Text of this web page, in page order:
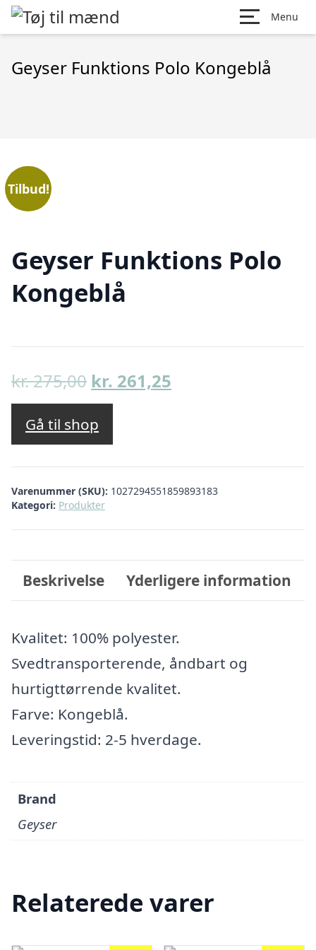
Menu
Geyser Funktions Polo Kongeblå
Tilbud!
Geyser Funktions Polo
Kongeblå
kr.275,00 Den
oprindelige
pris
var:
kr. 275,00.
kr. 261,25
kr. 261,25.
Gå til shop
Varenummer (SKU): 1027294551859893183
Kategori: Produkter
Beskrivelse Yderligere information
Kvalitet: 100% polyester.
Svedtransporterende, åndbart og
hurtigttørrende kvalitet.
Farve: Kongeblå.
Leveringstid: 2-5 hverdage.
Brand
Geyser
Relaterede varer